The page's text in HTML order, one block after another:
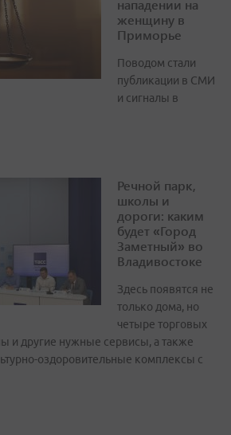
нападении на
женщину в
Приморье
Поводом стали
публикации в СМИ
и сигналы в
Речной парк,
школы и
дороги: каким
будет «Город
Заметный» во
Владивостоке
Здесь появятся не
только дома, но
четыре торговых
и другие нужные сервисы, а также
оздоровительные комплексы с